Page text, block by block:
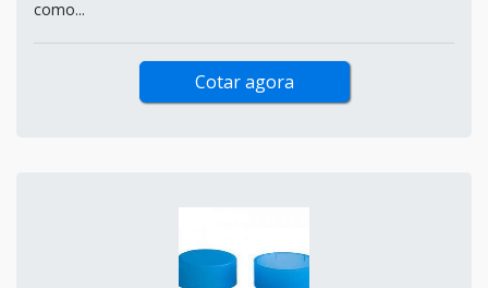
como...
Cotar agora